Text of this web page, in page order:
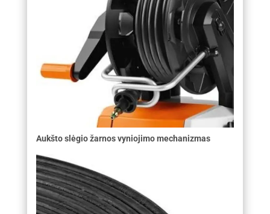
Aukšto slėgio žarnos vyniojimo mechanizmas